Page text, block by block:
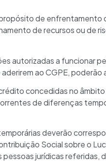
de enfrentamento
de recursos ou de
autorizadas a funcionar
ao CGPE, poderão
concedidas no âmbito
de diferenças
deverão
Social sobre o
jurídicas referidas,